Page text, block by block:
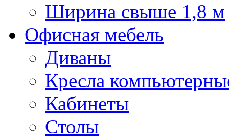
Ширина свыше 1,8 м
Офисная мебель
Диваны
Кресла
Кабинеты
Столы